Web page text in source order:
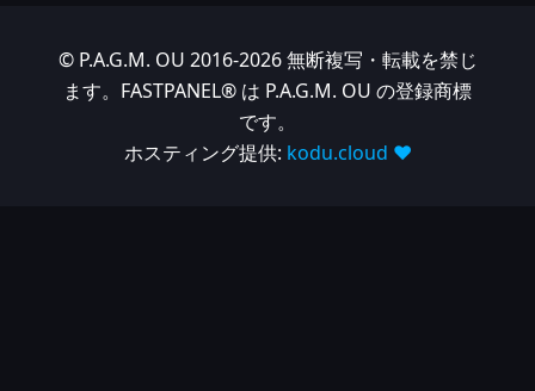
© P.A.G.M. OU 2016-2026 無断複写・転載を禁じ
ます。FASTPANEL® は P.A.G.M. OU の登録商標
です。
ホスティング提供: kodu.cloud ❤️